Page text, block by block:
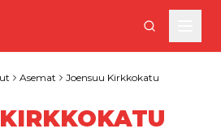
Asemat Joensuu Kirkkokatu